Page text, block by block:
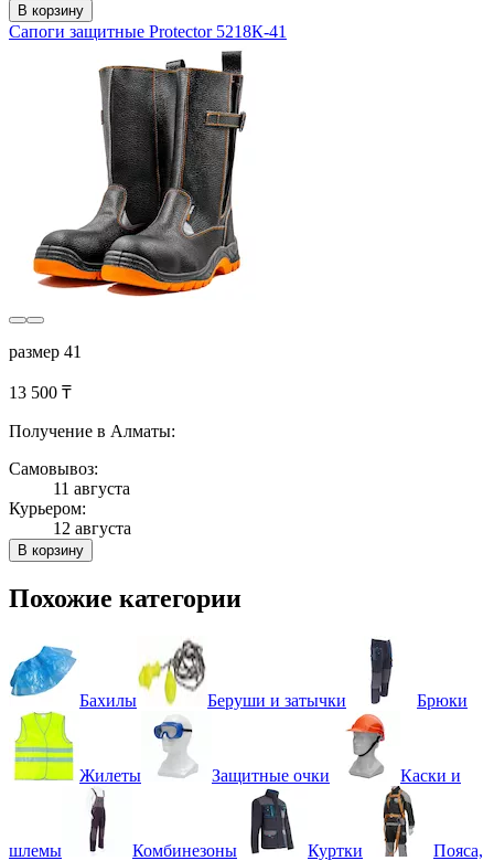
В корзину
Сапоги защитные Protector 5218К-41
размер 41
13 500 ₸
Получение в Алматы:
Самовывоз:
11 августа
Курьером:
12 августа
В корзину
Похожие категории
Бахилы Беруши и затычки Брюки
Жилеты Защитные очки Каски и
шлемы Комбинезоны Куртки Пояса,